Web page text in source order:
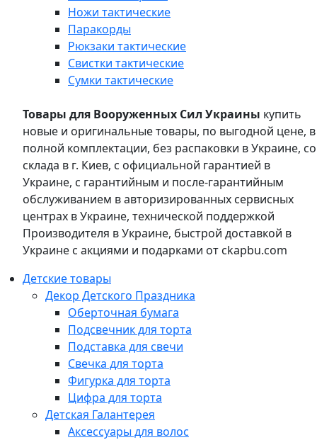
Ножи тактические
Паракорды
Рюкзаки тактические
Свистки тактические
Сумки тактические
Товары для Вооруженных Сил Украины купить
новые и оригинальные товары, по выгодной цене, в
полной комплектации, без распаковки в Украине, со
склада в г. Киев, с официальной гарантией в
Украине, с гарантийным и после-гарантийным
обслуживанием в авторизированных сервисных
центрах в Украине, технической поддержкой
Производителя в Украине, быстрой доставкой в
Украине с акциями и подарками от ckapbu.com
Детские товары
Декор Детского Праздника
Оберточная бумага
Подсвечник для торта
Подставка для свечи
Свечка для торта
Фигурка для торта
Цифра для торта
Детская Галантерея
Аксессуары для волос